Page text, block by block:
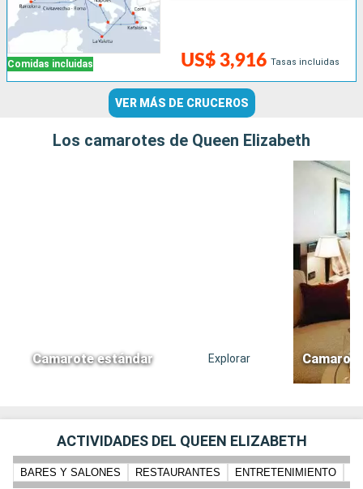
Comidas incluidas US$ 3,916 Tasas incluidas
VER MÁS DE CRUCEROS
Los camarotes de Queen Elizabeth
Camarote estándar Explorar
ACTIVIDADES DEL QUEEN ELIZABETH
BARES Y SALONES RESTAURANTES ENTRETENIMIENTO